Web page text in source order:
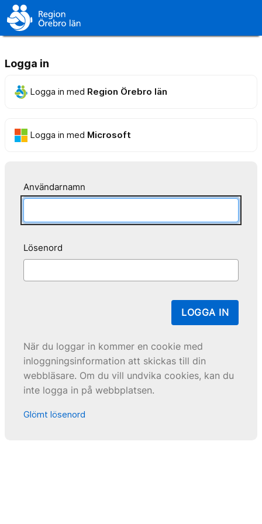
Logga in
Logga in med Region Örebro län
Logga in med Microsoft
Användarnamn
Lösenord
LOGGA IN
När du loggar in kommer en cookie med
inloggningsinformation att skickas till din
webbläsare. Om du vill undvika cookies, kan du
inte logga in på webbplatsen.
Glömt lösenord